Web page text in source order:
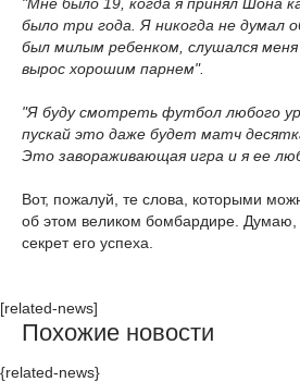
было три года. Я никогда не думал
был милым ребенком, слушался
вырос хорошим парнем".
"Я буду смотреть футбол любого
пускай это даже будет матч
Это завораживающая игра и я ее
Вот, пожалуй, те слова, которыми
об этом великом бомбардире. Думаю,
секрет его успеха.
[related-news]
Похожие новости
{related-news}